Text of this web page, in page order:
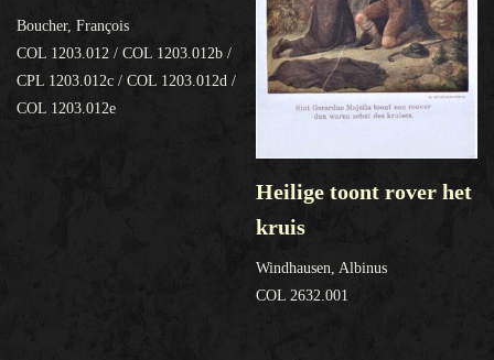
Boucher, François
COL 1203.012 / COL 1203.012b /
CPL 1203.012c / COL 1203.012d /
COL 1203.012e
Heilige toont rover het
kruis
Windhausen, Albinus
COL 2632.001